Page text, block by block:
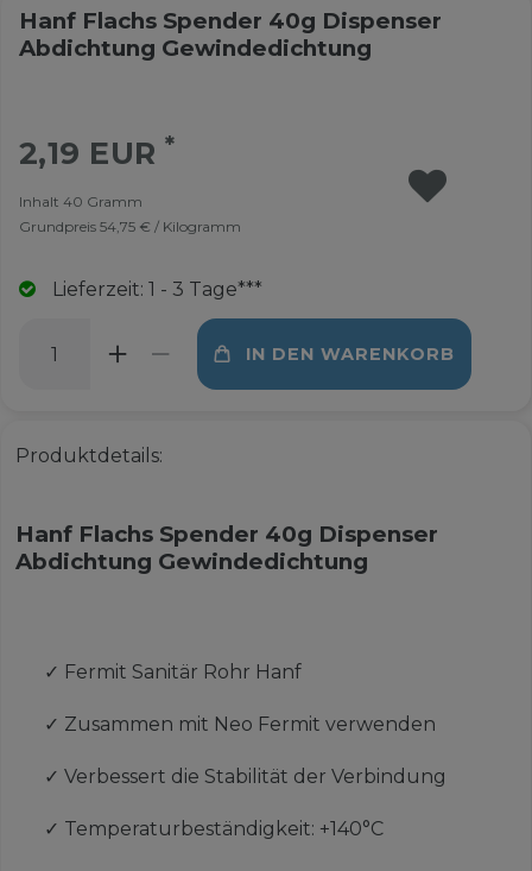
Hanf Flachs Spender 40g Dispenser
Abdichtung Gewindedichtung
2,19 EUR*
Inhalt 40 Gramm
Grundpreis 54,75 € / Kilogramm
Lieferzeit: 1 - 3 Tage***
IN DEN WARENKORB
Produktdetails:
Hanf Flachs Spender 40g Dispenser
Abdichtung Gewindedichtung
✓ Fermit Sanitär Rohr Hanf
✓ Zusammen mit Neo Fermit verwenden
✓ Verbessert die Stabilität der Verbindung
✓ Temperaturbeständigkeit: +140°C